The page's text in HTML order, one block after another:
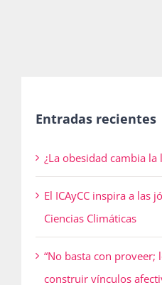
Entradas recientes
¿La obesidad cambia la
El ICAyCC inspira a las
Ciencias Climáticas
“No basta con proveer;
construir vínculos